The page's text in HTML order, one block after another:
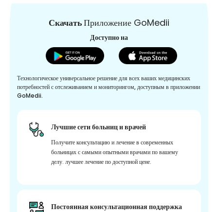
СкачатьПриложение GoMedii
Доступно на
Технологическое универсальное решение для всех ваших медицинских
потребностей с отслеживанием и мониторингом, доступным в приложении
GoMedii.
Лучшие сети больниц и врачей
Получите консультацию и лечение в современных
больницах с самыми опытными врачами по вашему
делу. лучшее лечение по доступной цене.
Постоянная консультационная поддержка